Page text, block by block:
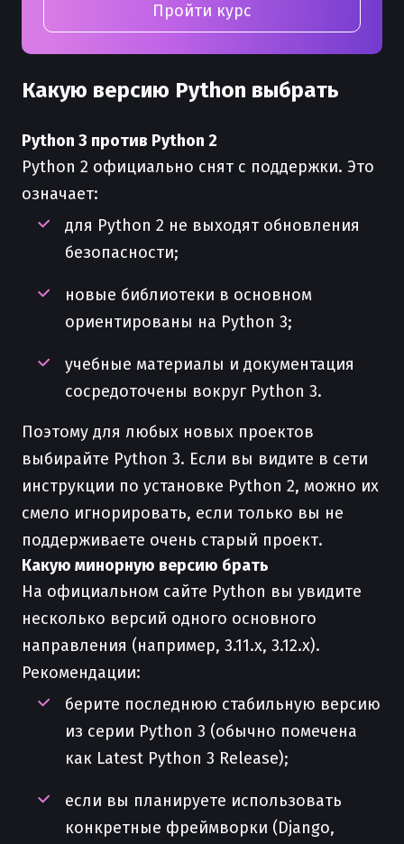
Пройти курс
Какую версию Python выбрать
Python 3 против Python 2
Python 2 официально снят с поддержки. Это
означает:
для Python 2 не выходят обновления
безопасности;
новые библиотеки в основном
ориентированы на Python 3;
учебные материалы и документация
сосредоточены вокруг Python 3.
Поэтому для любых новых проектов
выбирайте Python 3. Если вы видите в сети
инструкции по установке Python 2, можно их
смело игнорировать, если только вы не
поддерживаете очень старый проект.
Какую минорную версию брать
На официальном сайте Python вы увидите
несколько версий одного основного
направления (например, 3.11.x, 3.12.x).
Рекомендации:
берите последнюю стабильную версию
из серии Python 3 (обычно помечена
как Latest Python 3 Release);
если вы планируете использовать
конкретные фреймворки (Django,